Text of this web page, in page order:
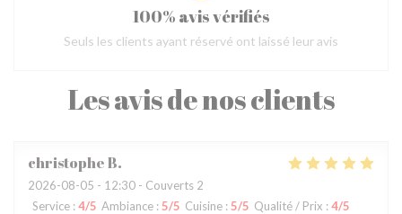
Les avis de nos clients
christopheB
2026-08-05 - 12:30 - Couverts 2
Service : 4/5 Ambiance : 5/5 Cuisine : 5/5 Qualité / Prix : 4/5
100% avis vérifiés
Seuls les clients ayant réservé ont laissé leur avis